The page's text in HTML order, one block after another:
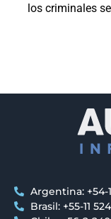
los criminales
Argentina: +54-
Brasil: +55-11